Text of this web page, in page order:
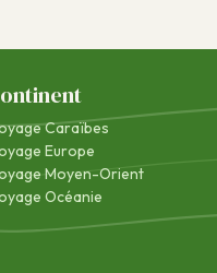
Caraïbes
Europe
Moyen-Orient
Océanie